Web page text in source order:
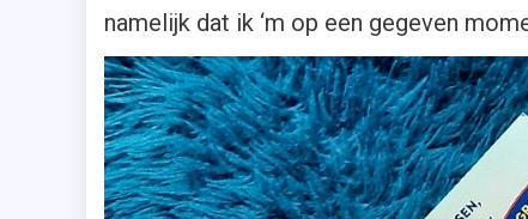
namelijk dat ik ‘m op een gegeven